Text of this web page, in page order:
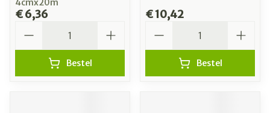
4cmx20m
€ 6,36
Bestel
€ 10,42
Bestel